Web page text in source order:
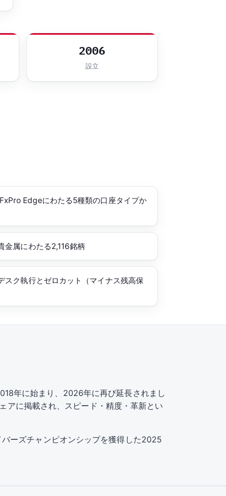
2006
設立
Edgeにわたる5種類の口座タイプか
金属にわたる2,116銘柄
スク執行とゼロカット（マイナス残高保
年に始まり、2026年に再び延長されまし
アに掲載され、スピード・精度・革新とい
ーズチャンピオンシップを獲得した2025